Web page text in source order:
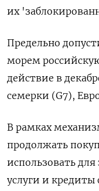
их
Предельно
морем
действие в
семерки (G7),
В рамках
продолжать
использовать для
услуги и